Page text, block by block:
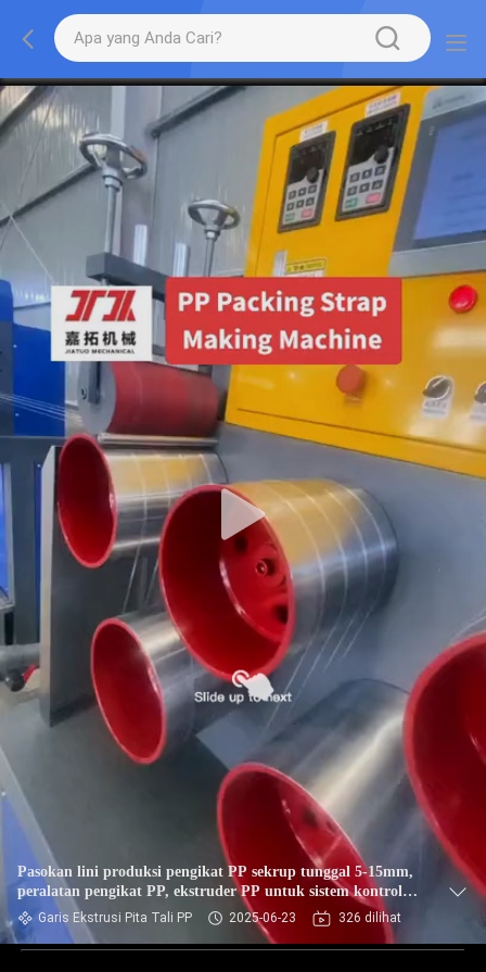
Pasokan lini produksi pengikat PP sekrup tunggal 5-15mm,
peralatan pengikat PP, ekstruder PP untuk sistem kontrol
PLCGaris Ekstrusi Pita Tali PP 2025-06-23 326 dilihat